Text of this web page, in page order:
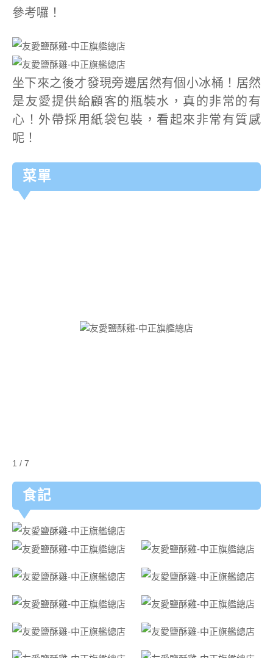
參考囉！
坐下來之後才發現旁邊居然有個小冰桶！居然
是友愛提供給顧客的瓶裝水，真的非常的有
心！外帶採用紙袋包裝，看起來非常有質感
呢！
菜單
1 / 7
食記